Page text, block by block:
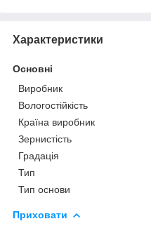
Характеристики
Основні
Виробник
Вологостійкість
Країна виробник
Зернистість
Градація
Тип
Тип основи
Приховати